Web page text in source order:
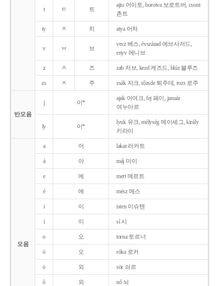
t ㅌ 트
ajto 어이토, borotva 보로트버, csont
촌트
ty ㅊ 치 atya 어처
v ㅂ 브
vesz 베스, évszázad 에브사저드,
enyv 에니브
z ㅈ 즈 zab 저브, kezd 케즈드, blúz 블루즈
zs ㅈ 주 zsák 자크, tőzsde 퇴주데, rozs 로주
반모음
j 이*
ajak 어여크, fej 페이, január
여누아르
ly 이*
lyuk 유크, mélység 메이셰그, király
키라이
모음
a 어 lakat 러커트
á 아 máj 마이
e 에 mert 메르트
é 에 mész 메스
i 이 isten 이슈텐
í 이 sí 시
o 오 torna 토르너
ó 오 róka 로커
ö 외 sör 쇠르
ő 외 nő 뇌